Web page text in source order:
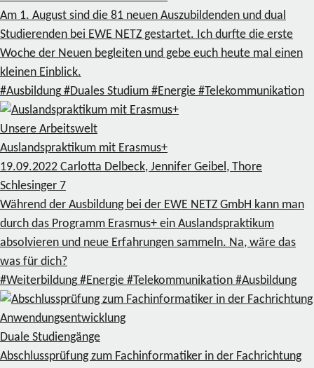
Am 1. August sind die 81 neuen Auszubildenden und dual
Studierenden bei EWE NETZ gestartet. Ich durfte die erste
Woche der Neuen begleiten und gebe euch heute mal einen
kleinen Einblick.
#Ausbildung #Duales Studium #Energie #Telekommunikation
Unsere Arbeitswelt
Auslandspraktikum mit Erasmus+
19.09.2022 Carlotta Delbeck, Jennifer Geibel, Thore
Schlesinger 7
Während der Ausbildung bei der EWE NETZ GmbH kann man
durch das Programm Erasmus+ ein Auslandspraktikum
absolvieren und neue Erfahrungen sammeln. Na, wäre das
was für dich?
#Weiterbildung #Energie #Telekommunikation #Ausbildung
Duale Studiengänge
Abschlussprüfung zum Fachinformatiker in der Fachrichtung